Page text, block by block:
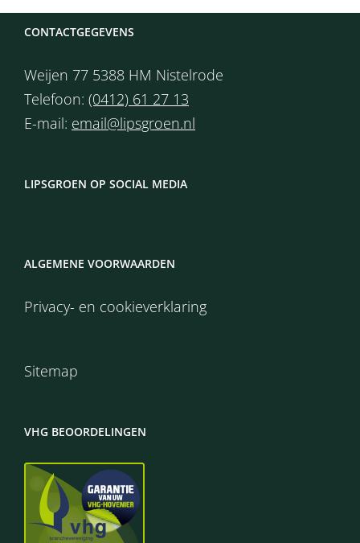
CONTACTGEGEVENS
Weijen 77 5388 HM Nistelrode
Telefoon: (0412) 61 27 13
E-mail: email@lipsgroen.nl
LIPSGROEN OP SOCIAL MEDIA
ALGEMENE VOORWAARDEN
Privacy- en cookieverklaring
Sitemap
VHG BEOORDELINGEN